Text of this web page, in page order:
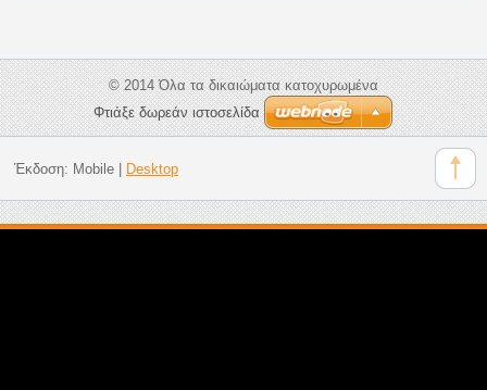
© 2014 Όλα τα δικαιώματα κατοχυρωμένα
Φτιάξε δωρεάν ιστοσελίδα
Έκδοση: Mobile| Desktop